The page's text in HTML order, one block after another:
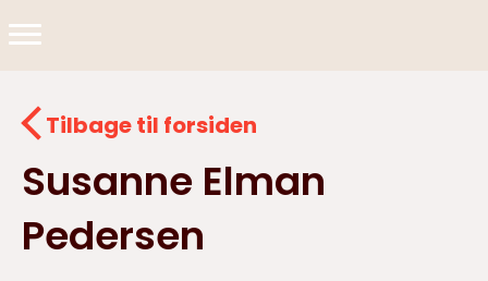
Tilbage til forsiden
Susanne Elman
Pedersen